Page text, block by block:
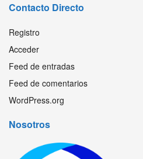
Contacto Directo
Registro
Acceder
Feed de entradas
Feed de comentarios
WordPress.org
Nosotros